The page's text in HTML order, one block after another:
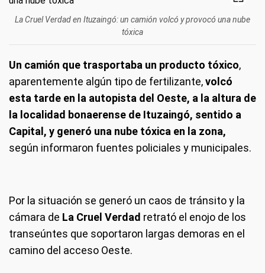
La Cruel Verdad en Ituzaingó: un camión volcó y provocó una nube
tóxica
Un camión que trasportaba un producto tóxico,
aparentemente algún tipo de fertilizante,volcó
esta tarde en la autopista del Oeste, a la altura de
la localidad bonaerense de Ituzaingó, sentido a
Capital, y generó una nube tóxica en la zona,
según informaron fuentes policiales y municipales.
Por la situación se generó un caos de tránsito y la
cámara de La Cruel Verdad retrató el enojo de los
transeúntes que soportaron largas demoras en el
camino del acceso Oeste.